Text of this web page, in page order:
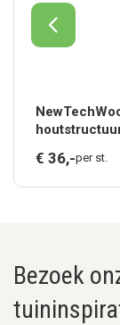
€ 36,-per st.
Bezoek